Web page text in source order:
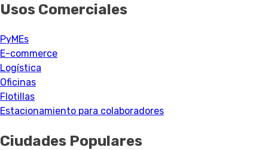
Usos Comerciales
PyMEs
E-commerce
Logística
Oficinas
Flotillas
Estacionamiento para colaboradores
Ciudades Populares